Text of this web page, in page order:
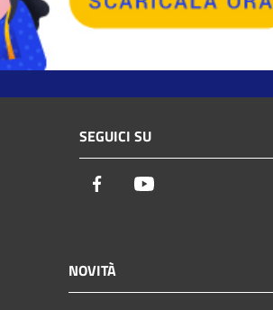
SEGUICI SU
Facebook
NOVITÀ